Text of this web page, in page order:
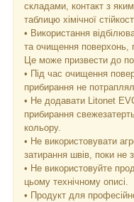
складами, контакт з
таблицю хімічної
• Використання
та очищення поверхонь,
Це може призвести до
• Під час очищення
прибирання не
• Не додавати Litonet
прибирання
кольору.
• Не використовувати
затирання швів, поки не
• Не використовуйте
цьому технічному описі.
• Продукт для